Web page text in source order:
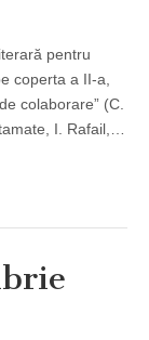
pentru
coperta a II-a,
colaborare” (C.
I. Rafail,…